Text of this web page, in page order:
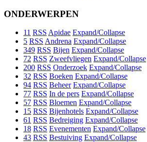
ONDERWERPEN
11 RSS Apidae Expand/Collapse
5 RSS Andrena Expand/Collapse
349 RSS Bijen Expand/Collapse
72 RSS Zweefvliegen Expand/Collapse
200 RSS Onderzoek Expand/Collapse
32 RSS Boeken Expand/Collapse
94 RSS Beheer Expand/Collapse
77 RSS In de pers Expand/Collapse
57 RSS Bloemen Expand/Collapse
15 RSS Bijenhotels Expand/Collapse
61 RSS Bedreiging Expand/Collapse
18 RSS Evenementen Expand/Collapse
43 RSS Bestuiving Expand/Collapse